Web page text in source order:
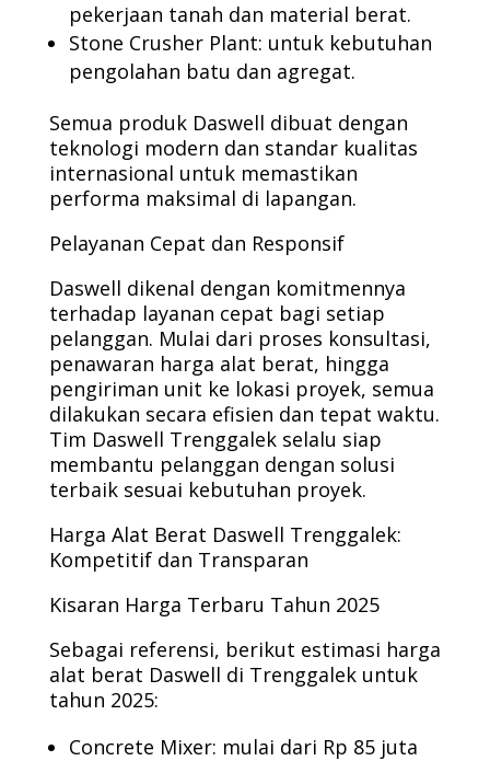
pekerjaan tanah dan material berat.
Stone Crusher Plant: untuk kebutuhan
pengolahan batu dan agregat.
Semua produk Daswell dibuat dengan
teknologi modern dan standar kualitas
internasional untuk memastikan
performa maksimal di lapangan.
Pelayanan Cepat dan Responsif
Daswell dikenal dengan komitmennya
terhadap layanan cepat bagi setiap
pelanggan. Mulai dari proses konsultasi,
penawaran harga alat berat, hingga
pengiriman unit ke lokasi proyek, semua
dilakukan secara efisien dan tepat waktu.
Tim Daswell Trenggalek selalu siap
membantu pelanggan dengan solusi
terbaik sesuai kebutuhan proyek.
Harga Alat Berat Daswell Trenggalek:
Kompetitif dan Transparan
Kisaran Harga Terbaru Tahun 2025
Sebagai referensi, berikut estimasi harga
alat berat Daswell di Trenggalek untuk
tahun 2025:
Concrete Mixer: mulai dari Rp 85 juta